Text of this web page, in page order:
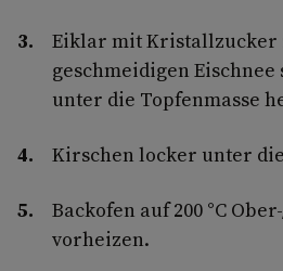
Eiklar mit Kristallzucker
geschmeidigen
unter die Topfenmasse
Kirschen locker unter
Backofen auf 200 °C
vorheizen.